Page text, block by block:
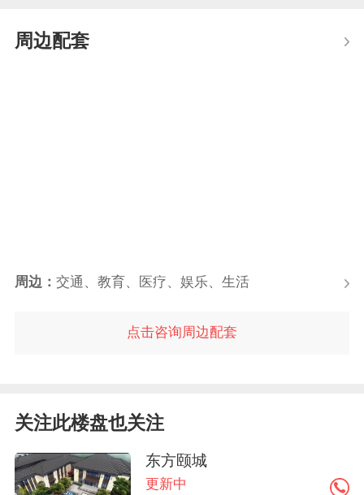
周边配套
周边： 交通、教育、医疗、娱乐、生活
点击咨询周边配套
关注此楼盘也关注
东方颐城
更新中